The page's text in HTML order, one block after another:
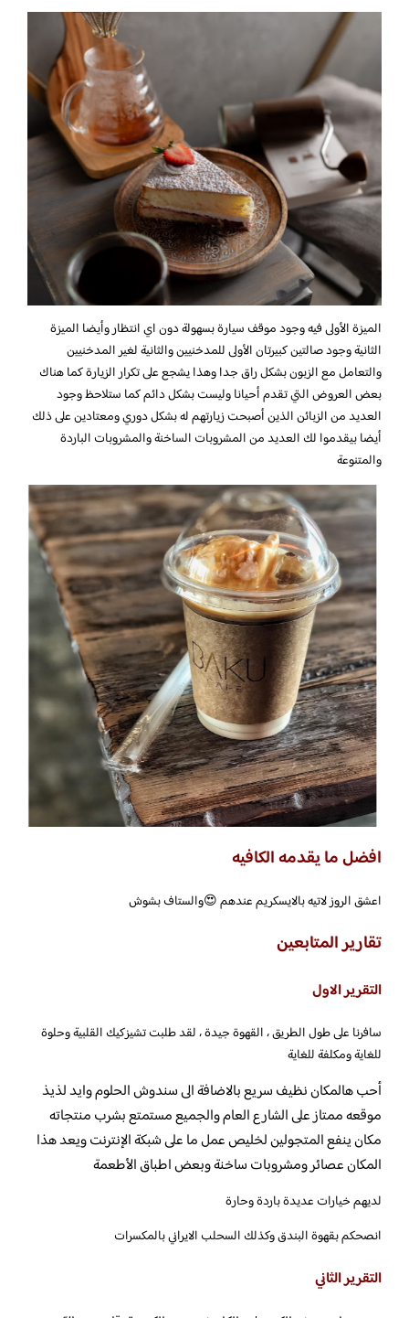
الميزة الأولى فيه وجود موقف سيارة بسهولة دون اي انتظار وأيضا الميزة
الثانية وجود صالتين كبيرتان الأولى للمدخنيين والثانية لغير المدخنيين
والتعامل مع الزبون بشكل راق جدا وهذا يشجع على تكرار الزيارة كما هناك
بعض العروض التي تقدم أحيانا وليست بشكل دائم كما ستلاحظ وجود
العديد من الزبائن الذين أصبحت زيارتهم له بشكل دوري ومعتادين على ذلك
أيضا بيقدموا لك العديد من المشروبات الساخنة والمشروبات الباردة
والمتنوعة
افضل ما يقدمه الكافيه
اعشق الروز لاتيه بالايسكريم عندهم 😍والستاف بشوش
تقارير المتابعين
التقرير الاول
سافرنا على طول الطريق ، القهوة جيدة ، لقد طلبت تشيزكيك القلبية وحلوة
للغاية ومكلفة للغاية
أحب هالمكان نظيف سريع بالاضافة الى سندوش الحلوم وايد لذيذ
موقعه ممتاز على الشارع العام والجميع مستمتع بشرب منتجاته
مكان ينفع المتجولين لخليص عمل ما على شبكة الإنترنت ويعد هذا
المكان عصائر ومشروبات ساخنة وبعض اطباق الأطعمة
لديهم خيارات عديدة باردة وحارة
انصحكم بقهوة البندق وكذلك السحلب الايراني بالمكسرات
التقرير الثاني